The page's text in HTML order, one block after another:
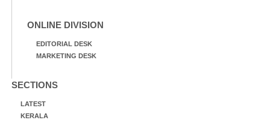
ONLINE DIVISION
EDITORIAL DESK
MARKETING DESK
SECTIONS
LATEST
KERALA